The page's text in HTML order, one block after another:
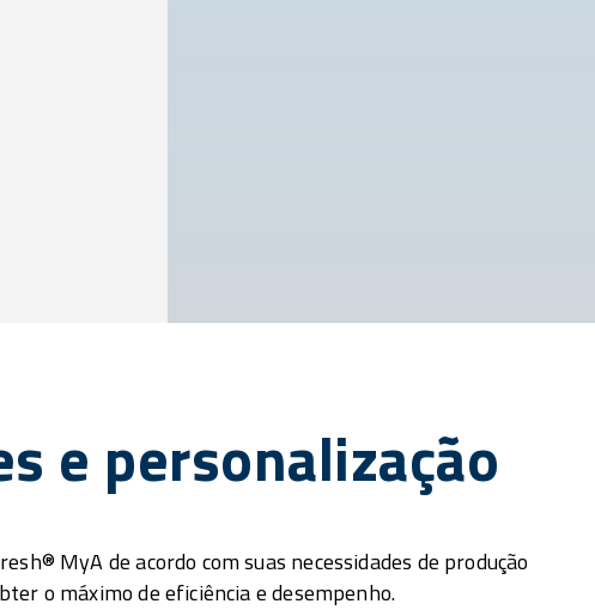
e personalização
MyA de acordo com suas necessidades de produção
o máximo de eficiência e desempenho.